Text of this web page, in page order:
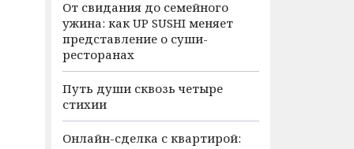
От свидания до семейного
ужина: как UP SUSHI меняет
представление о суши-
ресторанах
Путь души сквозь четыре
стихии
Онлайн-сделка с квартирой: